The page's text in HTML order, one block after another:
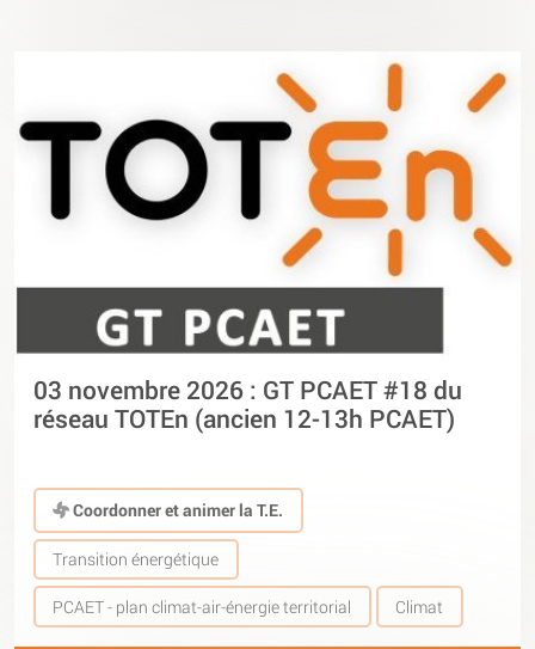
03 novembre 2026 : GT PCAET #18 du
réseau TOTEn (ancien 12-13h PCAET)
Coordonner et animer la T.E.
Transition énergétique
PCAET - plan climat-air-énergie territorial Climat